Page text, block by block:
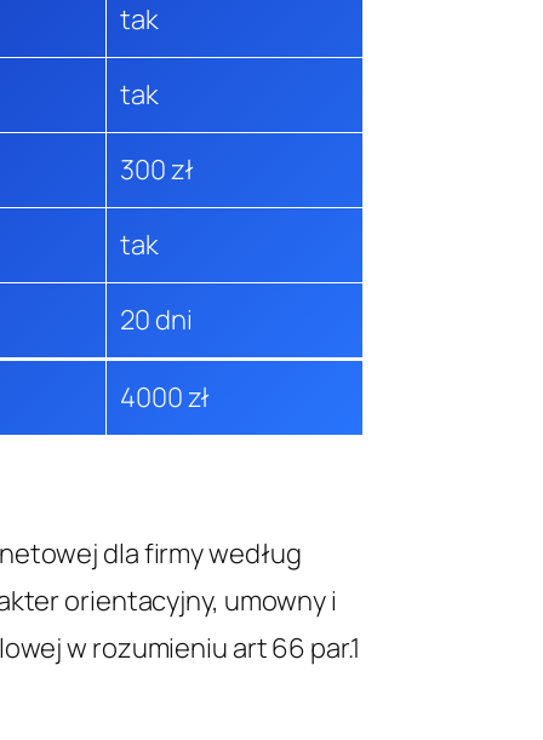
tak
tak
300 zł
tak
20 dni
4000 zł
dla firmy według
orientacyjny, umowny i
w rozumieniu art 66 par.1